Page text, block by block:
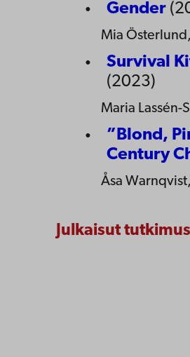
Gender
Mia
Survival
(2023)
Maria Lassén-
”Blond,
Century
Åsa
Julkaisut